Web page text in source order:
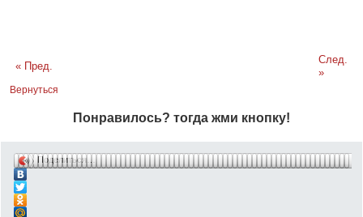
« Пред.
След.
»
Вернуться
Понравилось? тогда жми кнопку!
Поделиться…